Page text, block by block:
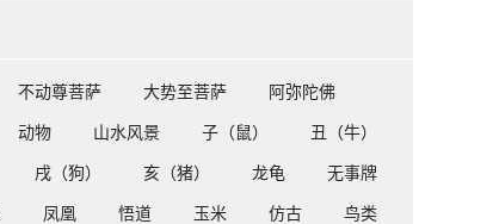
不动尊菩萨 大势至菩萨 阿弥陀佛
动物 山水风景 子（鼠） 丑（牛）
戌（狗） 亥（猪） 龙龟 无事牌
凤凰 悟道 玉米 仿古 鸟类